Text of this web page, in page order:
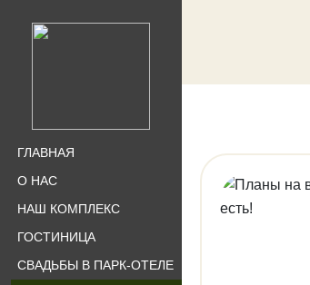
ГЛАВНАЯ
О НАС
НАШ КОМПЛЕКС
ГОСТИНИЦА
СВАДЬБЫ В ПАРК-ОТЕЛЕ